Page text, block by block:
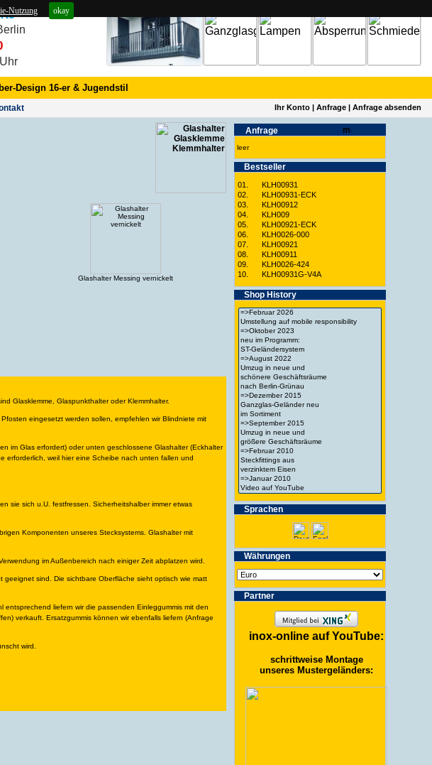
Nutzung okay
Design 16-er & Jugendstil
Ihr Konto | Anfrage | Anfrage absenden
Glashalter Messing vernickelt
Glasklemme, Glaspunkthalter oder Klemmhalter.
eingesetzt werden sollen, empfehlen wir Blindniete mit
im Glas erfordert) oder unten geschlossene Glashalter (Eckhalter
erforderlich, weil hier eine Scheibe nach unten fallen und
sie sich u.U. festfressen. Sicherheitshalber immer etwas
Komponenten unseres Stecksystems. Glashalter mit
im Außenbereich nach einiger Zeit abplatzen wird.
sind. Die sichtbare Oberfläche sieht optisch wie matt
entsprechend liefern wir die passenden Einleggummis mit den
verkauft. Ersatzgummis können wir ebenfalls liefern (Anfrage
wird.
Anfrage
leer
Best­seller
01.
KLH00931
02.
KLH00931-ECK
03.
KLH00912
04.
KLH009
05.
KLH00921-ECK
06.
KLH0026-000
07.
KLH00921
08.
KLH00911
09.
KLH0026-424
10.
KLH00931G-V4A
Shop History
Spra­chen
Wäh­run­gen
Partner
inox-online auf YouTube:
schrittweise Montage
unseres Mustergeländers: